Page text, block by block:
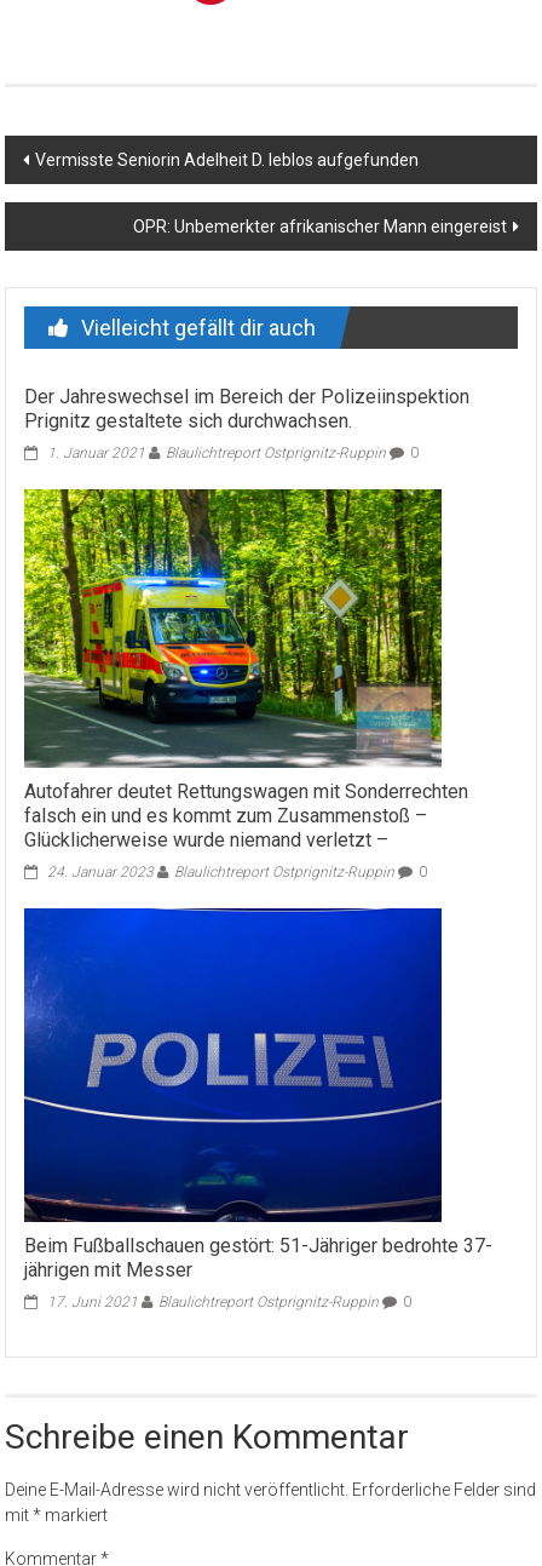
Beitragsnavigation
Vermisste Seniorin Adelheit D. leblos aufgefunden
OPR: Unbemerkter afrikanischer Mann eingereist
Vielleicht gefällt dir auch
Der Jahreswechsel im Bereich der Polizeiinspektion
Prignitz gestaltete sich durchwachsen.
1. Januar 2021 Blaulichtreport Ostprignitz-Ruppin 0
Autofahrer deutet Rettungswagen mit Sonderrechten
falsch ein und es kommt zum Zusammenstoß –
Glücklicherweise wurde niemand verletzt –
24. Januar 2023 Blaulichtreport Ostprignitz-Ruppin 0
Beim Fußballschauen gestört: 51-Jähriger bedrohte 37-
jährigen mit Messer
17. Juni 2021 Blaulichtreport Ostprignitz-Ruppin 0
Schreibe einen Kommentar
Deine E-Mail-Adresse wird nicht veröffentlicht. Erforderliche Felder sind
mit* markiert
Kommentar*